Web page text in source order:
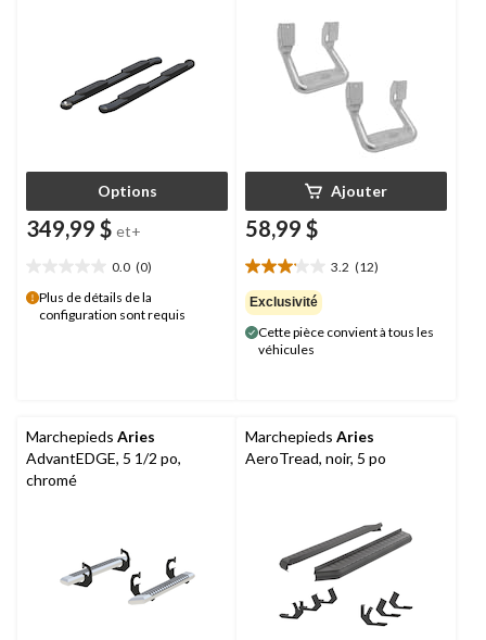
Options
349,99 $ et+
0.0 (0)
étoile(s)
sur
Plus de détails de la
configuration sont requis
Ajouter
58,99 $
3.2 (12)
3.2
étoile(s)
sur
5.
12
Exclusivité
Cette pièce convient à tous les
véhicules
Marchepieds Aries
AdvantEDGE, 5 1/2 po,
chromé
Marchepieds Aries
AeroTread, noir, 5 po